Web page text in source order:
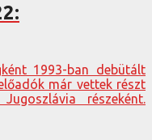
1993-ban debütált
már vettek részt
részeként.